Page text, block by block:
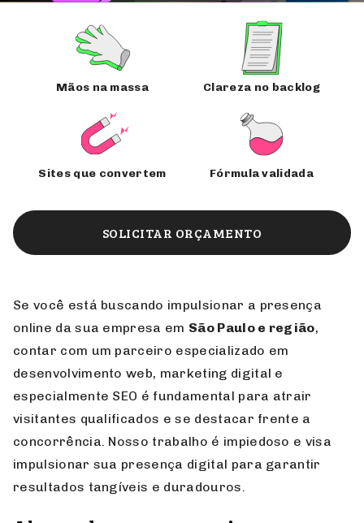
Se você está buscando impulsionar a presença
online da sua empresa emSão Paulo e região
contar com um parceiro especializado em
desenvolvimento web, marketing digital e
especialmente SEO é fundamental para atrair
visitantes qualificados e se destacar frente a
Especialistas em Marketing Digital
Mãos na massa Clareza no backlog
Sites que convertem Fórmula validada
SOLICITAR ORÇAMENTO